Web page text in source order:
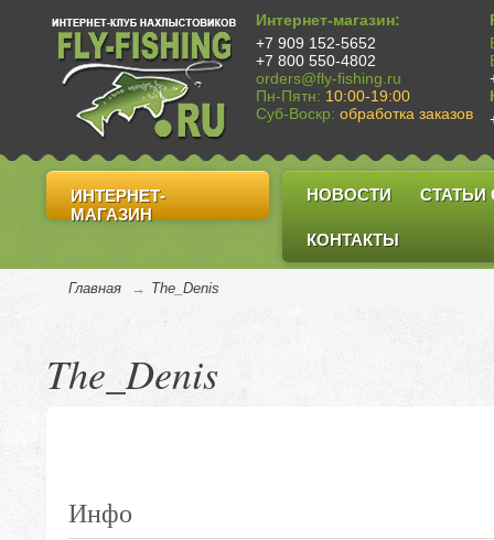
Интернет-магазин:
+7 909 152-5652
+7 800 550-4802
orders@fly-fishing.ru
Пн-Пятн: 10:00-19:00
Суб-Воскр: обработка заказов
ИНТЕРНЕТ-
МАГАЗИН
НОВОСТИ СТАТЬИ
КОНТАКТЫ
Главная → The_Denis
The_Denis
Инфо